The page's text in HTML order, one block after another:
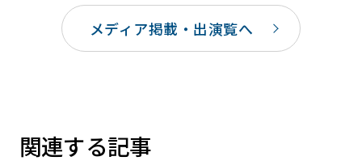
メディア掲載・出演覧へ
関連する記事